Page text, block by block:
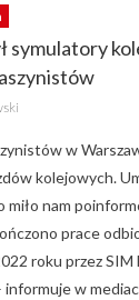
symulatory
w
kolejowych.
miło nam
prace
roku przez SIM
w